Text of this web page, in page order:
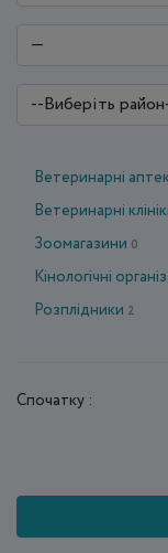
—
--Виберіть
Ветеринарні
Ветеринарні
Зоомагазини 0
Кінологічні
Розплідники 2
Спочатку :